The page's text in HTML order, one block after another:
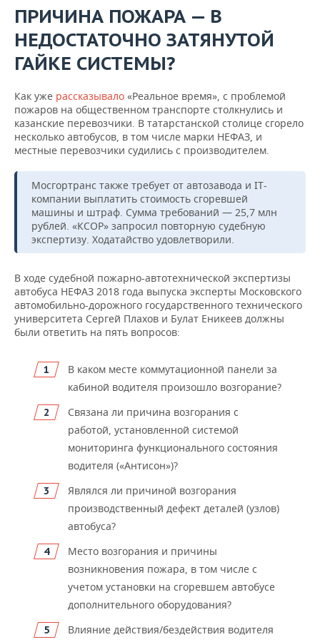
ПРИЧИНА ПОЖАРА — В
НЕДОСТАТОЧНО ЗАТЯНУТОЙ
ГАЙКЕ СИСТЕМЫ?
Как уже рассказывало «Реальное время», с проблемой
пожаров на общественном транспорте столкнулись и
казанские перевозчики. В татарстанской столице сгорело
несколько автобусов, в том числе марки НЕФАЗ, и
местные перевозчики судились с производителем.
Мосгортранс также требует от автозавода и IT-
компании выплатить стоимость сгоревшей
машины и штраф. Сумма требований — 25,7 млн
рублей. «КСОР» запросил повторную судебную
экспертизу. Ходатайство удовлетворили.
В ходе судебной пожарно-автотехнической экспертизы
автобуса НЕФАЗ 2018 года выпуска эксперты Московского
автомобильно-дорожного государственного технического
университета Сергей Плахов и Булат Еникеев должны
были ответить на пять вопросов:
В каком месте коммутационной панели за
кабиной водителя произошло возгорание?
Связана ли причина возгорания с
работой, установленной системой
мониторинга функционального состояния
водителя («Антисон»)?
Являлся ли причиной возгорания
производственный дефект деталей (узлов)
автобуса?
Место возгорания и причины
возникновения пожара, в том числе с
учетом установки на сгоревшем автобусе
дополнительного оборудования?
Влияние действия/бездействия водителя